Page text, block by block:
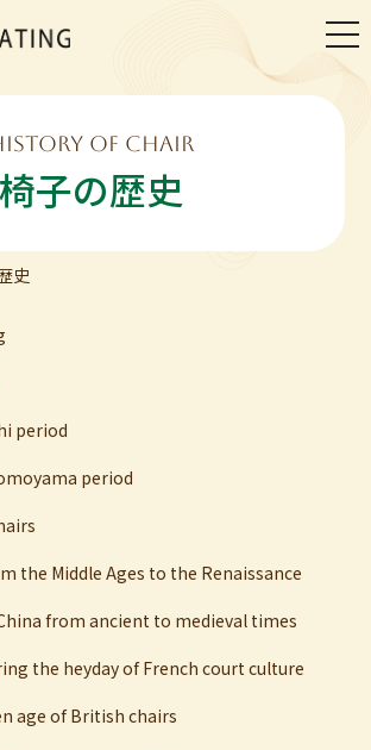
OF CHAIR
椅子の歴史
史
period
period
the Middle Ages to the Renaissance
from ancient to medieval times
the heyday of French court culture
age of British chairs